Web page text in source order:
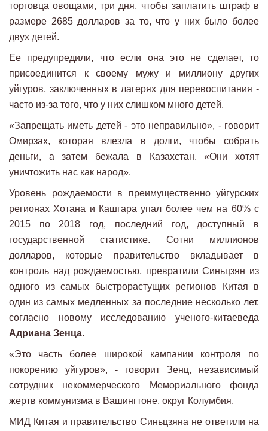
торговца овощами, три дня, чтобы заплатить штраф в
размере 2685 долларов за то, что у них было более
двух детей.
Ее предупредили, что если она это не сделает, то
присоединится к своему мужу и миллиону других
уйгуров, заключенных в лагерях для перевоспитания -
часто из-за того, что у них слишком много детей.
«Запрещать иметь детей - это неправильно», - говорит
Омирзах, которая влезла в долги, чтобы собрать
деньги, а затем бежала в Казахстан. «Они хотят
уничтожить нас как народ».
Уровень рождаемости в преимущественно уйгурских
регионах Хотана и Кашгара упал более чем на 60% с
2015 по 2018 год, последний год, доступный в
государственной статистике. Сотни миллионов
долларов, которые правительство вкладывает в
контроль над рождаемостью, превратили Синьцзян из
одного из самых быстрорастущих регионов Китая в
один из самых медленных за последние несколько лет,
согласно новому исследованию ученого-китаеведа
Адриана Зенца.
«Это часть более широкой кампании контроля по
покорению уйгуров», - говорит Зенц, независимый
сотрудник некоммерческого Мемориального фонда
жертв коммунизма в Вашингтоне, округ Колумбия.
МИД Китая и правительство Синьцзяна не ответили на